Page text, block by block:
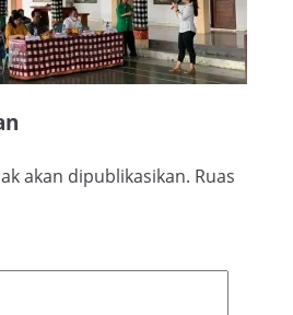
akan dipublikasikan. Ruas